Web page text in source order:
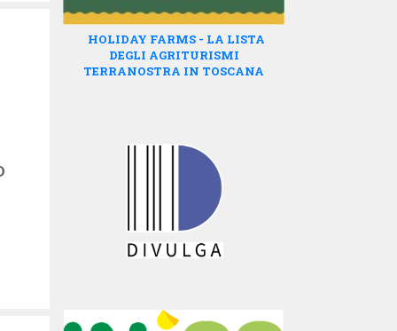
HOLIDAY FARMS - LA LISTA
DEGLI AGRITURISMI
TERRANOSTRA IN TOSCANA